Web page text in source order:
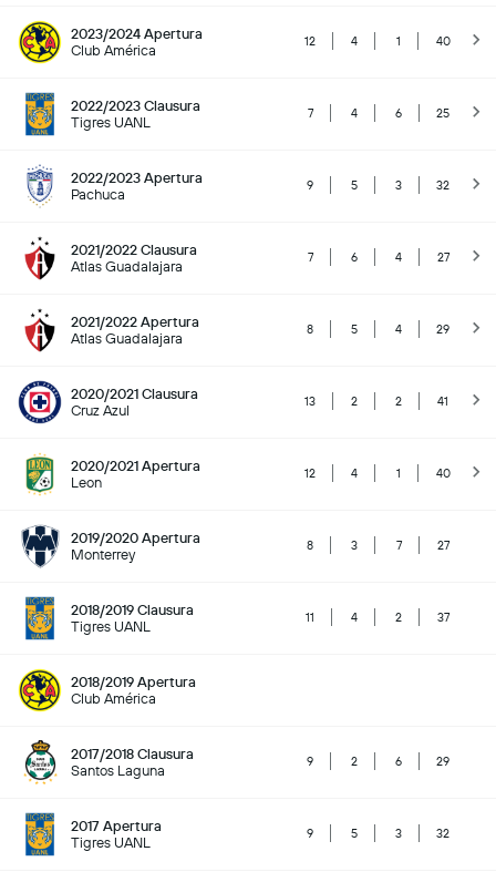
2023/2024 Apertura
Club América
12 4 1 40
2022/2023 Clausura
Tigres UANL
7 4 6 25
2022/2023 Apertura
Pachuca
9 5 3 32
2021/2022 Clausura
Atlas Guadalajara
7 6 4 27
2021/2022 Apertura
Atlas Guadalajara
8 5 4 29
2020/2021 Clausura
Cruz Azul
13 2 2 41
2020/2021 Apertura
Leon
12 4 1 40
2019/2020 Apertura
Monterrey
8 3 7 27
2018/2019 Clausura
Tigres UANL
11 4 2 37
2018/2019 Apertura
Club América
2017/2018 Clausura
Santos Laguna
9 2 6 29
2017 Apertura
Tigres UANL
9 5 3 32